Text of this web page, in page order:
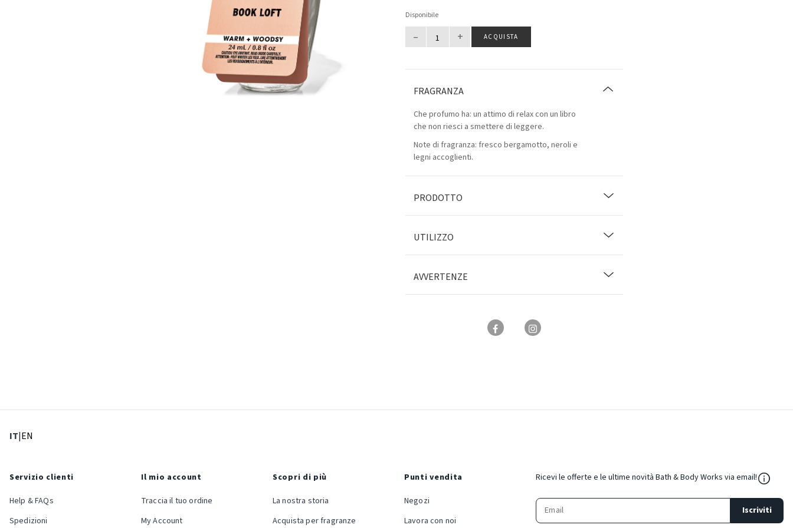
Disponibile
– + ACQUISTA
FRAGRANZA
Che profumo ha: un attimo di relax con un libro
che non riesci a smettere di leggere.
Note di fragranza: fresco bergamotto, neroli e
legni accoglienti.
PRODOTTO
UTILIZZO
AVVERTENZE
IT: Lingua corrente
|EN
Servizio clienti
Help & FAQs
Spedizioni
Il mio account
Traccia il tuo ordine
My Account
Scopri di più
La nostra storia
Acquista per fragranze
Punti vendita
Negozi
Lavora con noi
Ricevi le offerte e le ultime novità Bath & Body Works via email!
Iscriviti